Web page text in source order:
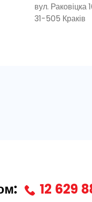
вул. Раковіцка
31-505 Краків
12 629